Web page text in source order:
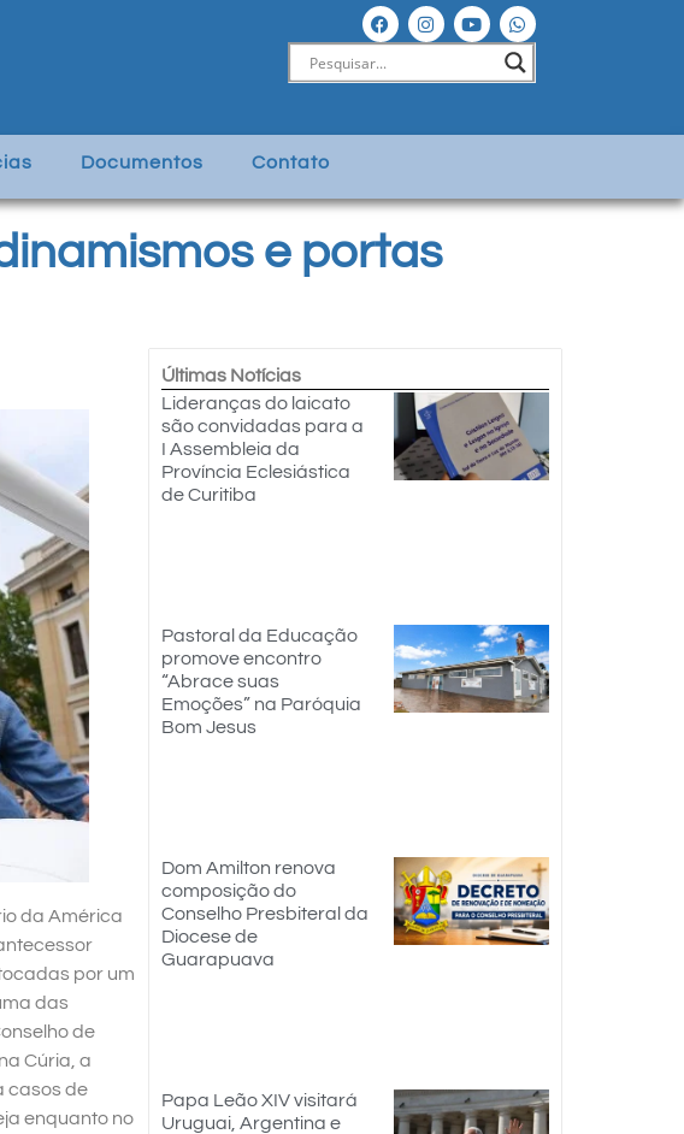
Documentos Contato
e portas
da América
por um
das
de
Cúria, a
casos de
enquanto no
Últimas Notícias
Lideranças do laicato
são convidadas para a
I Assembleia da
Província Eclesiástica
de Curitiba
Pastoral da Educação
promove encontro
“Abrace suas
Emoções” na Paróquia
Bom Jesus
Dom Amilton renova
composição do
Conselho Presbiteral da
Diocese de
Guarapuava
Papa Leão XIV visitará
Uruguai, Argentina e